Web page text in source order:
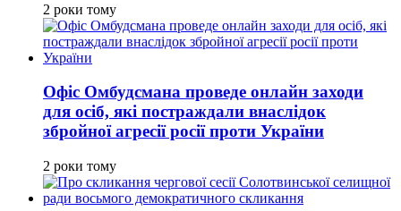
2 роки тому
Офіс Омбудсмана проведе онлайн заходи
для осіб, які постраждали внаслідок
збройної агресії росії проти України
2 роки тому